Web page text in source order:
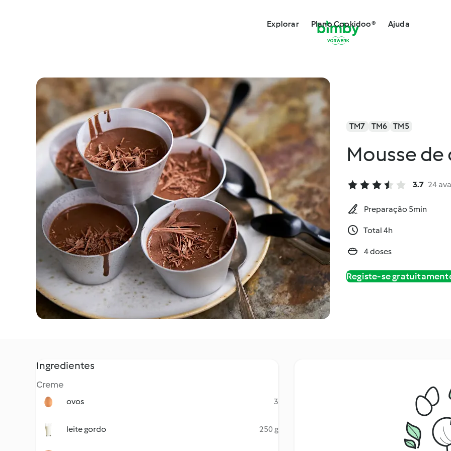
Explorar Plano Cookidoo® Ajuda
TM7 TM6 TM5
Mousse
3.7 24
Preparação 5min
Total 4h
4 doses
Registe-se
Ingredientes
Creme
ovos 3
leite gordo 250 g